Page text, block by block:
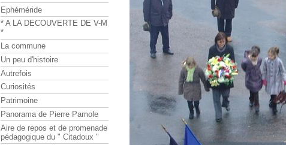
Ephéméride
* A LA DECOUVERTE DE V-M
*
La commune
Un peu d'histoire
Autrefois
Curiosités
Patrimoine
Panorama de Pierre Pamole
Aire de repos et de promenade
pédagogique du " Citadoux "